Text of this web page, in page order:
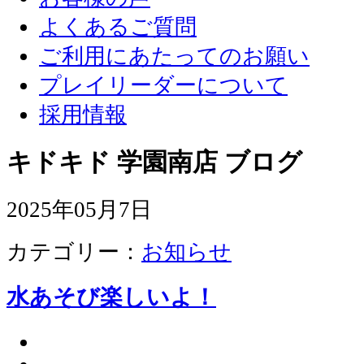
よくあるご質問
ご利用にあたってのお願い
プレイリーダーについて
採用情報
キドキド 学園南店 ブログ
2025年05月7日
カテゴリー： お知らせ
水あそび楽しいよ！